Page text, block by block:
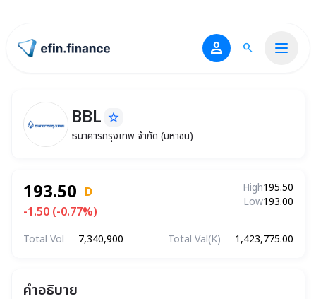
ไปหน้าแรก person search
BBL ธนาคารกรุงเทพ จำกัด (มหาชน)
BBL star_border
ธนาคารกรุงเทพ จำกัด (มหาชน)
193.50 D
-1.50 (-0.77%)
High195.50
Low193.00
Total Vol 7,340,900 Total Val(K) 1,423,775.00
คำอธิบาย